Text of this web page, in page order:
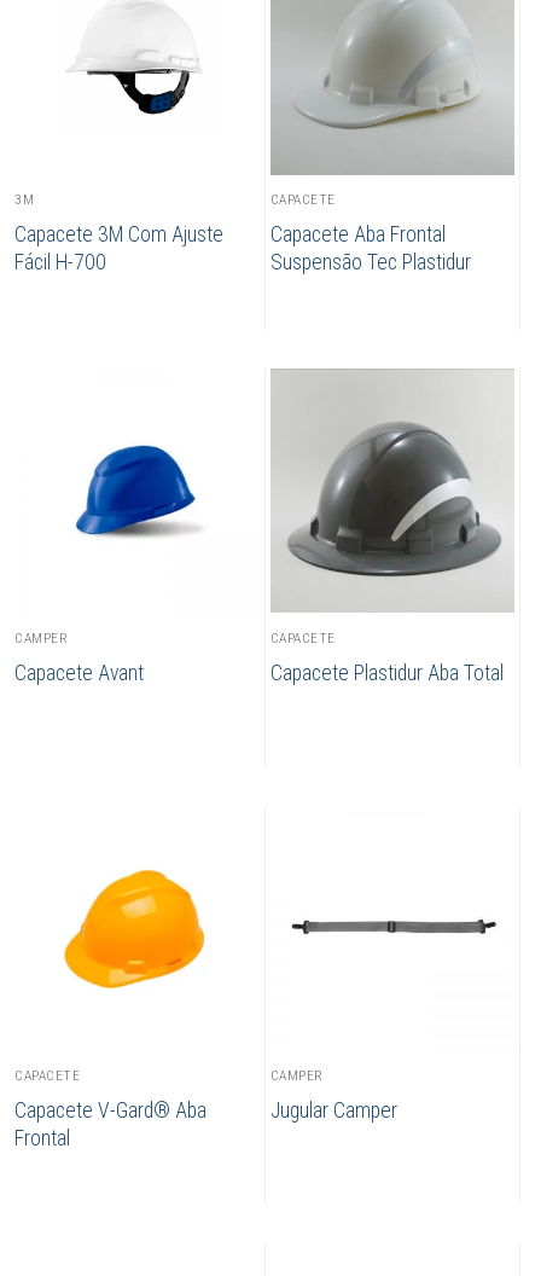
3M
Capacete 3M Com Ajuste
Fácil H-700
CAPACETE
Capacete Aba Frontal
Suspensão Tec Plastidur
CAMPER
Capacete Avant
CAPACETE
Capacete Plastidur Aba Total
CAPACETE
Capacete V-Gard® Aba
Frontal
CAMPER
Jugular Camper